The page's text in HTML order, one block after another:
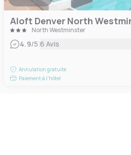
Aloft Denver North
North Westminster
4.9/5|6 Avis
Annulation gratuite
Paiement à l'hôtel